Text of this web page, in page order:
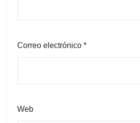
Correo electrónico *
Web